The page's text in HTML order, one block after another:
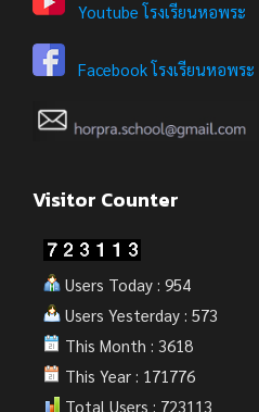
Youtube โรงเรียนหอพระ
Facebook โรงเรียนหอพร
Visitor Counter
Users Today : 954
Users Yesterday : 573
This Month : 3618
This Year : 171776
Total Users : 723113